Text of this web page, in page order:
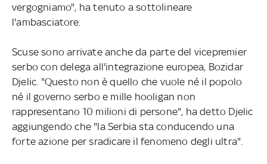
vergogniamo", ha tenuto a sottolineare
l'ambasciatore.
Scuse sono arrivate anche da parte del vicepremier
serbo con delega all'integrazione europea, Bozidar
Djelic. "Questo non è quello che vuole né il popolo
né il governo serbo e mille hooligan non
rappresentano 10 milioni di persone", ha detto Djelic
aggiungendo che "la Serbia sta conducendo una
forte azione per sradicare il fenomeno degli ultra".